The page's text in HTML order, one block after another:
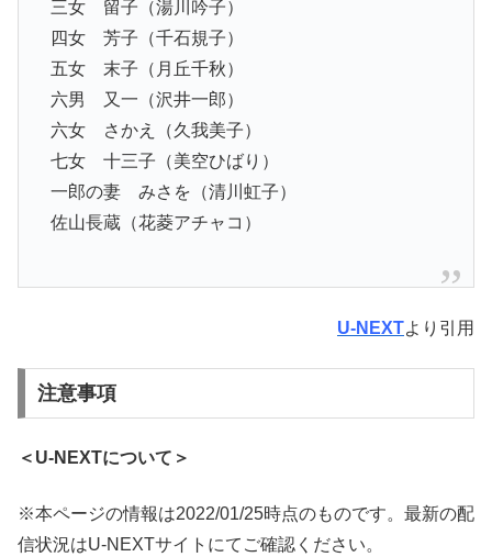
三女 留子（湯川吟子）
四女 芳子（千石規子）
五女 末子（月丘千秋）
六男 又一（沢井一郎）
六女 さかえ（久我美子）
七女 十三子（美空ひばり）
一郎の妻 みさを（清川虹子）
佐山長蔵（花菱アチャコ）
U-NEXTより引用
注意事項
＜U-NEXTについて＞
※本ページの情報は2022/01/25時点のものです。最新の配
信状況はU-NEXTサイトにてご確認ください。